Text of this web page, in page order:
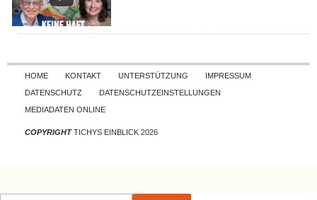
Skip to content
HOME KONTAKT UNTERSTÜTZUNG
IMPRESSUM
DATENSCHUTZ
DATENSCHUTZEINSTELLUNGEN
MEDIADATEN ONLINE
COPYRIGHTTICHYS EINBLICK 2026